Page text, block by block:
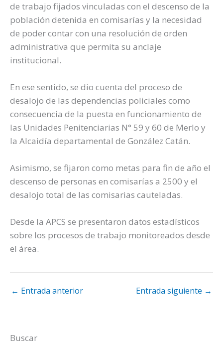
de trabajo fijados vinculadas con el descenso de la
población detenida en comisarías y la necesidad
de poder contar con una resolución de orden
administrativa que permita su anclaje
institucional.
En ese sentido, se dio cuenta del proceso de
desalojo de las dependencias policiales como
consecuencia de la puesta en funcionamiento de
las Unidades Penitenciarias N° 59 y 60 de Merlo y
la Alcaidía departamental de González Catán.
Asimismo, se fijaron como metas para fin de año el
descenso de personas en comisarías a 2500 y el
desalojo total de las comisarias cauteladas.
Desde la APCS se presentaron datos estadísticos
sobre los procesos de trabajo monitoreados desde
el área.
← Entrada anterior Entrada siguiente →
Buscar